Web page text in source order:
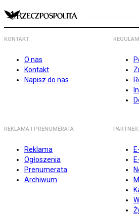
KONTAKT
O nas
Kontakt
Napisz do nas
REKLAMA I PRENUMERATA
Reklama
Ogłoszenia
Prenumerata
Archiwum